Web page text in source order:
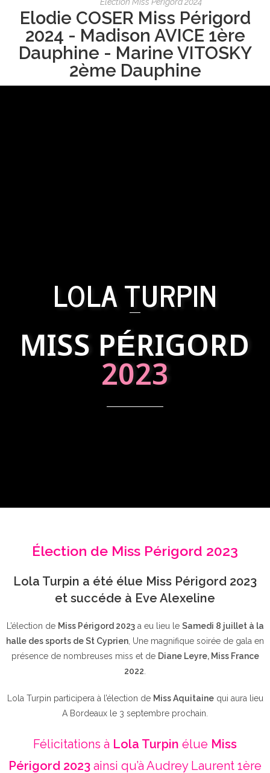
Elodie COSER Miss Périgord
2024 - Madison AVICE 1ère
Dauphine - Marine VITOSKY
2ème Dauphine
LOLA TURPIN
MISS PÉRIGORD
2023
Élection de Miss Périgord 2023
Lola Turpin a été élue Miss Périgord 2023
et succéde à Eve Alexeline
L’élection de Miss Périgord 2023a eu lieu le Samedi 8 juillet à la
halle des sports de St Cyprien , Une magnifique soirée de gala en
présence de nombreuses miss et de Diane Leyre, Miss France
2022
Lola Turpin participera à l’élection de Miss Aquitainequi aura lieu
A Bordeaux le 3 septembre prochain.
Félicitations à Lola Turpin élue Miss
Périgord 2023 ainsi qu’à Audrey Laurent 1ère